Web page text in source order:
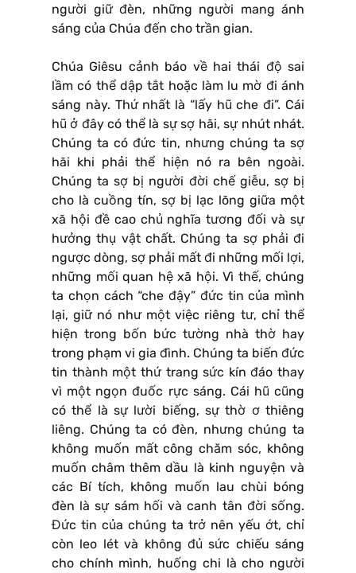
người giữ đèn, những người mang ánh
sáng của Chúa đến cho trần gian.
Chúa Giêsu cảnh báo về hai thái độ sai
lầm có thể dập tắt hoặc làm lu mờ đi ánh
sáng này. Thứ nhất là “lấy hũ che đi”. Cái
hũ ở đây có thể là sự sợ hãi, sự nhút nhát.
Chúng ta có đức tin, nhưng chúng ta sợ
hãi khi phải thể hiện nó ra bên ngoài.
Chúng ta sợ bị người đời chế giễu, sợ bị
cho là cuồng tín, sợ bị lạc lõng giữa một
xã hội đề cao chủ nghĩa tương đối và sự
hưởng thụ vật chất. Chúng ta sợ phải đi
ngược dòng, sợ phải mất đi những mối lợi,
những mối quan hệ xã hội. Vì thế, chúng
ta chọn cách “che đậy” đức tin của mình
lại, giữ nó như một việc riêng tư, chỉ thể
hiện trong bốn bức tường nhà thờ hay
trong phạm vi gia đình. Chúng ta biến đức
tin thành một thứ trang sức kín đáo thay
vì một ngọn đuốc rực sáng. Cái hũ cũng
có thể là sự lười biếng, sự thờ ơ thiêng
liêng. Chúng ta có đèn, nhưng chúng ta
không muốn mất công chăm sóc, không
muốn châm thêm dầu là kinh nguyện và
các Bí tích, không muốn lau chùi bóng
đèn là sự sám hối và canh tân đời sống.
Đức tin của chúng ta trở nên yếu ớt, chỉ
còn leo lét và không đủ sức chiếu sáng
cho chính mình, huống chi là cho người